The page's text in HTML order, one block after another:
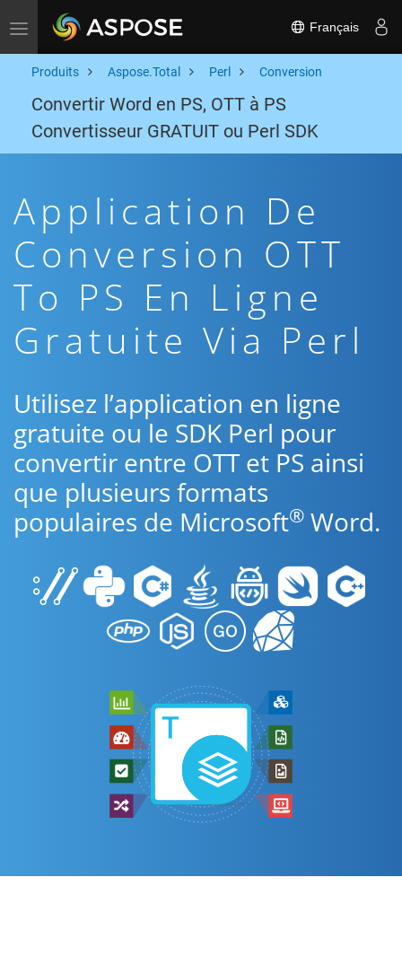
Toggle navigation Français
Produits Aspose.Total Perl Conversion
Convertir Word en PS, OTT à PS
Convertisseur GRATUIT ou Perl SDK
Application De
Conversion OTT
To PS En Ligne
Gratuite Via Perl
Utilisez l’application en ligne
gratuite ou le SDK Perl pour
convertir entre OTT et PS ainsi
que plusieurs formats
populaires de Microsoft® Word.